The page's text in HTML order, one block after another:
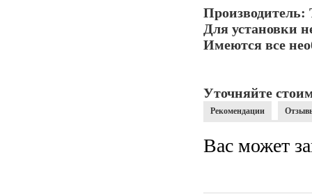
Производитель:
Для установки
Имеются все
Уточняйте
Рекомендации
Вас может